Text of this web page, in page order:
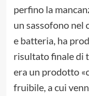
perfino la
un sassofono nel
e batteria, ha
risultato finale di
era un prodotto
fruibile, a cui